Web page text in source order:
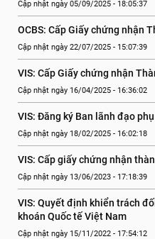
Cập nhật ngày 05/09/2025 - 18:05:37
OCBS: Cấp Giấy chứng nhận
Cập nhật ngày 22/07/2025 - 15:07:39
VIS: Cấp Giấy chứng nhận
Cập nhật ngày 16/04/2025 - 16:36:02
VIS: Đăng ký Ban lãnh đạo
Cập nhật ngày 18/02/2025 - 16:02:18
VIS: Cấp giấy chứng nhận
Cập nhật ngày 13/06/2023 - 17:18:39
VIS: Quyết định khiển trách
khoán Quốc tế Việt Nam
Cập nhật ngày 15/11/2022 - 17:54:12